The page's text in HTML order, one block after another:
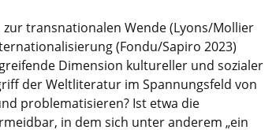
zur transnationalen Wende (Lyons/Mollier
(Fondu/Sapiro 2023)
Dimension kultureller und sozialer
der Weltliteratur im Spannungsfeld von
problematisieren? Ist etwa die
in dem sich unter anderem „ein